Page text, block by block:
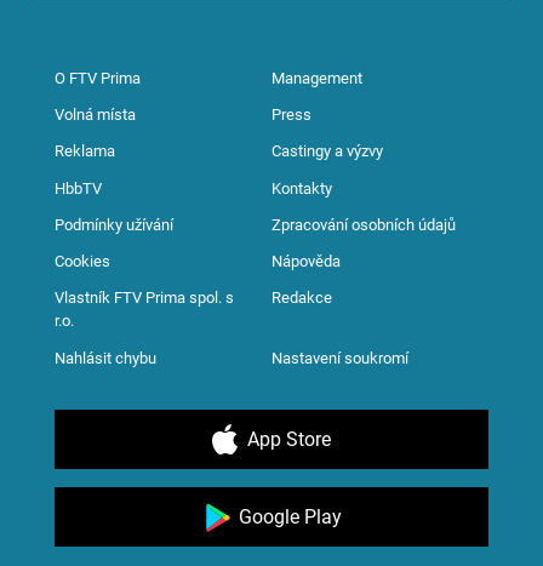
O FTV Prima Management
Volná místa Press
Reklama Castingy a výzvy
HbbTV Kontakty
Podmínky užívání Zpracování osobních údajů
Cookies Nápověda
Vlastník FTV Prima spol. s
r.o.
Redakce
Nahlásit chybu Nastavení soukromí
App Store
Google Play